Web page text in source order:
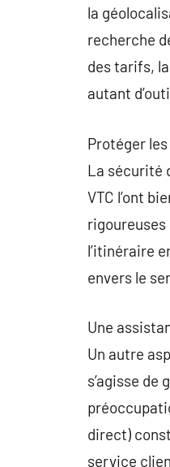
la
recherche
des tarifs,
autant
Protéger
La sécurité
VTC l’ont
l’itinéraire
envers le
Une
Un autre
s’agisse
direct)
service